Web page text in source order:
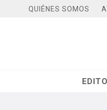
QUIÉNES SOMOS